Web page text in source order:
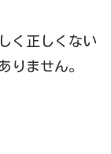
く正しくない
りません。